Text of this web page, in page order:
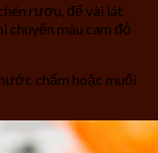
rượu, để vài lát
chuyển màu cam đỏ
chấm hoặc muối